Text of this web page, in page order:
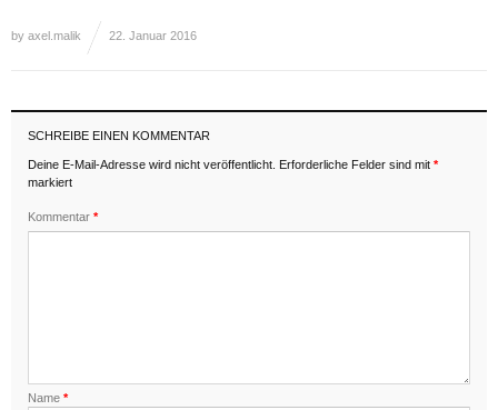
by axel.malik 22. Januar 2016
SCHREIBE EINEN KOMMENTAR
Deine E-Mail-Adresse wird nicht veröffentlicht. Erforderliche Felder sind mit *
markiert
Kommentar *
Name *